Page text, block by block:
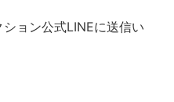
ョン公式LINEに送信い